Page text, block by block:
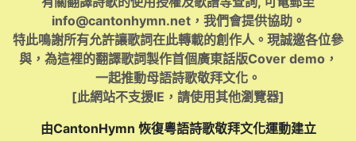
info@cantonhymn.net，我們會提供協助。
特此鳴謝所有允許讓歌詞在此轉載的創作人。現誠邀各位參
與，為這裡的翻譯歌詞製作首個廣東話版Cover demo，
一起推動母語詩歌敬拜文化。
[此網站不支援IE，請使用其他瀏覽器]
由CantonHymn 恢復粵語詩歌敬拜文化運動建立